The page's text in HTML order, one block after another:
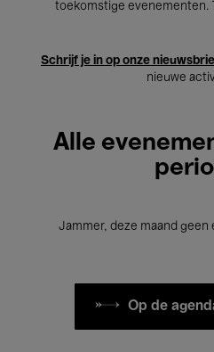
toekomstige evenementen.
Schrijf je in op onze
nieuwe
Alle
Jammer, deze maand geen
Op de